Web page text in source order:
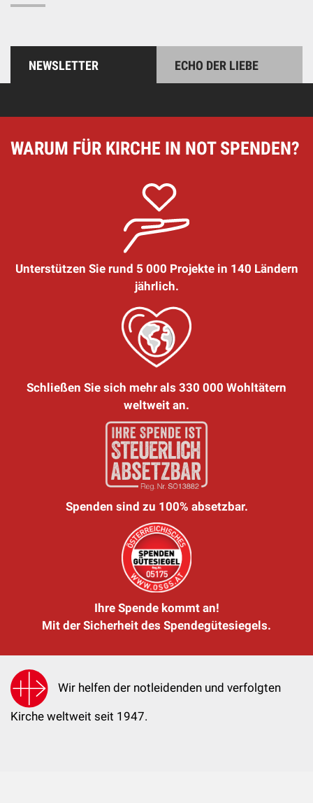
NEWSLETTER ECHO DER LIEBE
WARUM FÜR KIRCHE IN NOT SPENDEN?
Unterstützen Sie rund 5 000 Projekte in 140 Ländern
jährlich.
Schließen Sie sich mehr als 330 000 Wohltätern
weltweit an.
Spenden sind zu 100% absetzbar.
Ihre Spende kommt an!
Mit der Sicherheit des Spendegütesiegels.
Wir helfen der notleidenden und verfolgten
Kirche weltweit seit 1947.